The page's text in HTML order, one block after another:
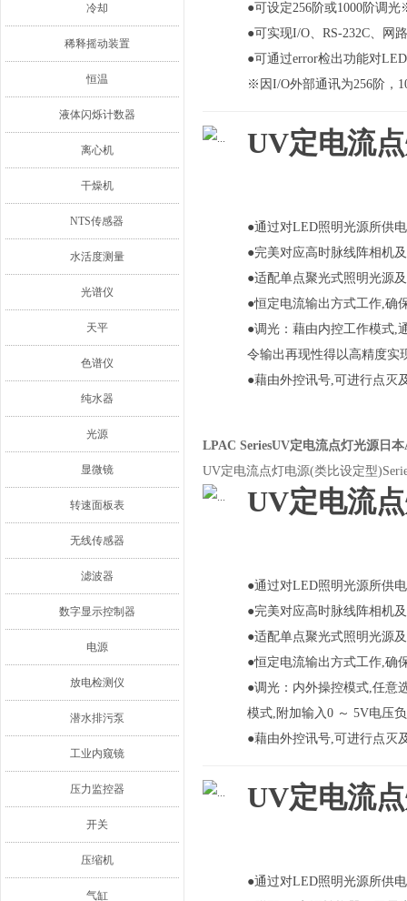
冷却
稀释摇动装置
恒温
液体闪烁计数器
离心机
干燥机
NTS传感器
水活度测量
光谱仪
天平
色谱仪
纯水器
光源
显微镜
转速面板表
无线传感器
滤波器
数字显示控制器
电源
放电检测仪
潜水排污泵
工业内窥镜
压力监控器
开关
压缩机
气缸
●可设定256阶或1000阶调
●可实现I/O、RS-232C、网
●可通过error检出功能对
※因I/O外部通讯为256阶，
UV定电流
●通过对LED照明光源所供
●完美对应高时脉线阵相机
●适配单点聚光式照明光源
●恒定电流输出方式工作,确
●调光：藉由内控工作模式,
令输出再现性得以高精度实
●藉由外控讯号,可进行点灭
LPAC SeriesUV定电流点灯光源日
UV定电流点灯电源(类比设定型
UV定电流
●通过对LED照明光源所供
●完美对应高时脉线阵相机
●适配单点聚光式照明光源
●恒定电流输出方式工作,确
●调光：内外操控模式,任意
模式,附加输入0 ～ 5V电压
●藉由外控讯号,可进行点灭
UV定电流
●通过对LED照明光源所供